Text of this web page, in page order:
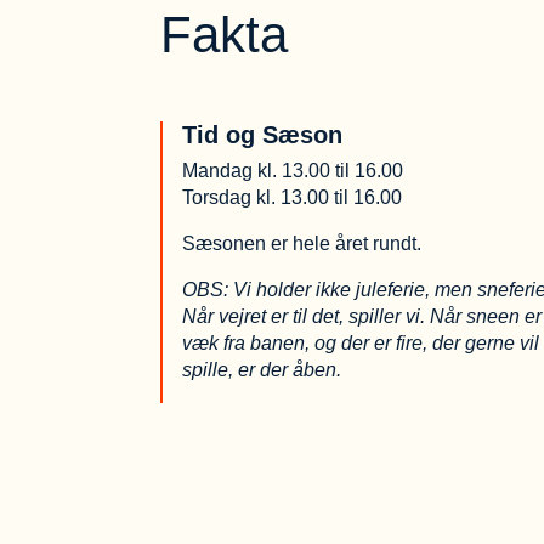
Fakta
Tid og Sæson
Mandag kl. 13.00 til 16.00
Torsdag kl. 13.00 til 16.00
Sæsonen er hele året rundt.
OBS: Vi holder ikke juleferie, men
Når vejret er til det, spiller vi. Når sneen er
væk fra banen, og der er fire, der gerne vil
spille, er der åben.